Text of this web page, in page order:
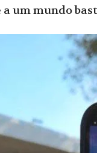
um mundo